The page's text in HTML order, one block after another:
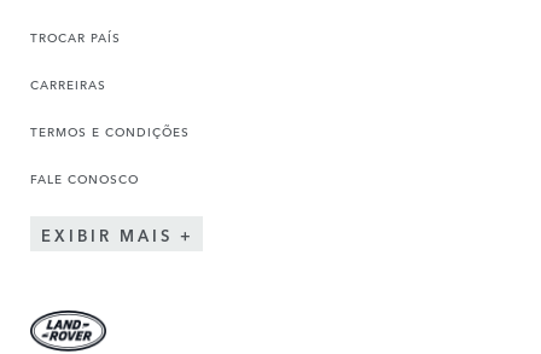
TROCAR PAÍS
CARREIRAS
TERMOS E CONDIÇÕES
FALE CONOSCO
EXIBIR MAIS